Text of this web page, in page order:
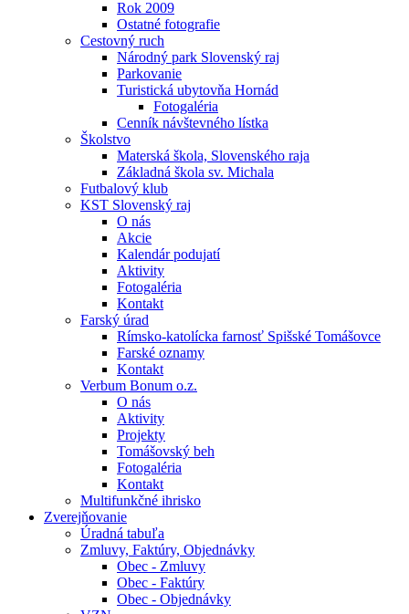
Rok 2009
Ostatné fotografie
Cestovný ruch
Národný park Slovenský raj
Parkovanie
Turistická ubytovňa Hornád
Fotogaléria
Cenník návštevného lístka
Školstvo
Materská škola, Slovenského raja
Základná škola sv. Michala
Futbalový klub
KST Slovenský raj
O nás
Akcie
Kalendár podujatí
Aktivity
Fotogaléria
Kontakt
Farský úrad
Rímsko-katolícka farnosť Spišské Tomášovce
Farské oznamy
Kontakt
Verbum Bonum o.z.
O nás
Aktivity
Projekty
Tomášovský beh
Fotogaléria
Kontakt
Multifunkčné ihrisko
Zverejňovanie
Úradná tabuľa
Zmluvy, Faktúry, Objednávky
Obec - Zmluvy
Obec - Faktúry
Obec - Objednávky